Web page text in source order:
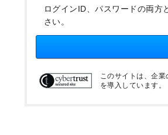
ログインID、パスワードの両方
さい。
このサイトは、企
を導入しています。